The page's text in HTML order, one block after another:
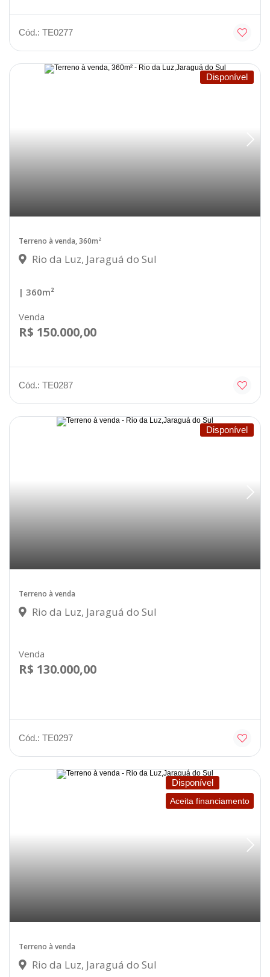
Cód.: TE0277
Disponível
Terreno à venda, 360m²
Rio da Luz, Jaraguá do Sul
| 360m²
Venda
R$ 150.000,00
Cód.: TE0287
Disponível
Terreno à venda
Rio da Luz, Jaraguá do Sul
Venda
R$ 130.000,00
Cód.: TE0297
Disponível
Aceita financiamento
Terreno à venda
Rio da Luz, Jaraguá do Sul